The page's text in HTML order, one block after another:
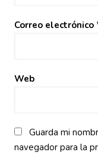
Correo electrónico
Web
Guarda mi
navegador para la